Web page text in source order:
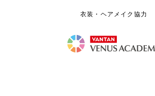
衣装・ヘアメイク協力